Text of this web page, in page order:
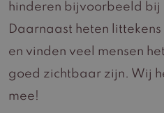
hinderen bijvoorbeeld bij
Daarnaast heten
en vinden veel mensen
goed zichtbaar zijn. Wij
mee!